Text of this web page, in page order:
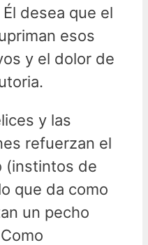
desea que el
esos
y el dolor de
y las
refuerzan el
(instintos de
que da como
un pecho